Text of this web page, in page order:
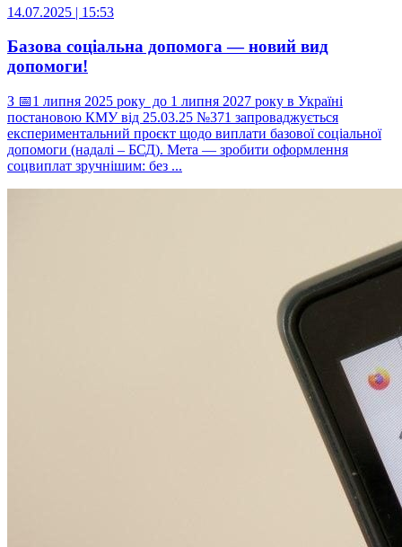
14.07.2025 | 15:53
Базова соціальна допомога — новий вид
допомоги!
З 📅1 липня 2025 року до 1 липня 2027 року в Україні
постановою КМУ від 25.03.25 №371 запроваджується
експериментальний проєкт щодо виплати базової соціальної
допомоги (надалі – БСД). Мета — зробити оформлення
соцвиплат зручнішим: без ...